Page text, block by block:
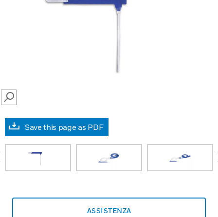
SEARCH
Save this page as PDF
ASSISTENZA